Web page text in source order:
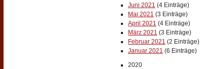
Juni 2021 (4 Einträge)
Mai 2021 (3 Einträge)
April 2021 (4 Einträge)
März 2021 (3 Einträge)
Februar 2021 (2 Einträge)
Januar 2021 (6 Einträge)
2020